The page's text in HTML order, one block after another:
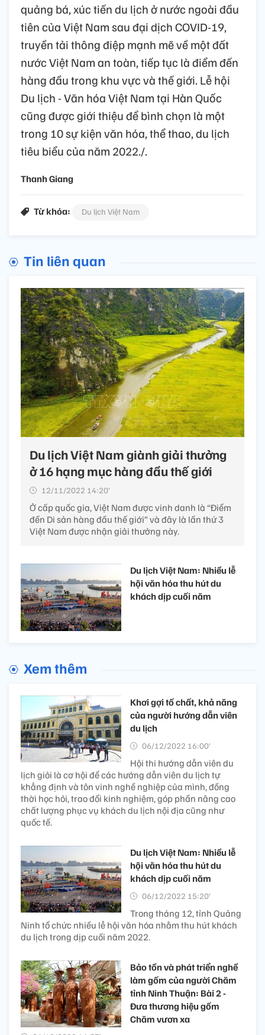
quảng bá, xúc tiến du lịch ở nước ngoài đầu
tiên của Việt Nam sau đại dịch COVID-19,
truyền tải thông điệp mạnh mẽ về một đất
nước Việt Nam an toàn, tiếp tục là điểm đến
hàng đầu trong khu vực và thế giới. Lễ hội
Du lịch - Văn hóa Việt Nam tại Hàn Quốc
cũng được giới thiệu để bình chọn là một
trong 10 sự kiện văn hóa, thể thao, du lịch
tiêu biểu của năm 2022./.
Thanh Giang
Từ khóa: Du lịch Việt Nam
Tin liên quan
Du lịch Việt Nam giành giải thưởng
ở 16 hạng mục hàng đầu thế giới
12/11/2022 14:20’
Ở cấp quốc gia, Việt Nam được vinh danh là “Điểm
đến Di sản hàng đầu thế giới” và đây là lần thứ 3
Việt Nam được nhận giải thưởng này.
Du lịch Việt Nam: Nhiều lễ
hội văn hóa thu hút du
khách dịp cuối năm
Xem thêm
Khơi gợi tố chất, khả năng
của người hướng dẫn viên
du lịch
06/12/2022 16:00’
Hội thi hướng dẫn viên du
lịch giỏi là cơ hội để các hướng dẫn viên du lịch tự
khẳng định và tôn vinh nghề nghiệp của mình, đồng
thời học hỏi, trao đổi kinh nghiệm, góp phần nâng cao
chất lượng phục vụ khách du lịch nội địa cũng như
quốc tế.
Du lịch Việt Nam: Nhiều lễ
hội văn hóa thu hút du
khách dịp cuối năm
06/12/2022 15:20’
Trong tháng 12, tỉnh Quảng
Ninh tổ chức nhiều lễ hội văn hóa nhằm thu hút khách
du lịch trong dịp cuối năm 2022.
Bảo tồn và phát triển nghề
làm gốm của người Chăm
tỉnh Ninh Thuận: Bài 2 -
Đưa thương hiệu gốm
Chăm vươn xa